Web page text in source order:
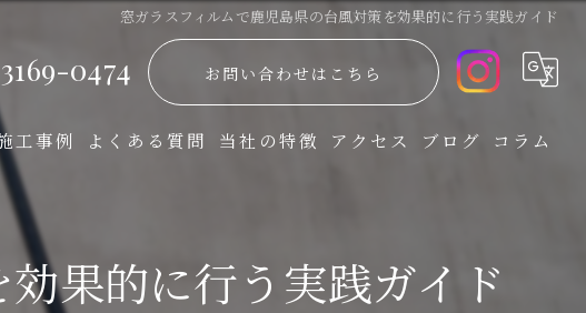
窓ガラスフィルムで鹿児島県の台風対策を効果的に行う実践ガイド
0474 お問い合わせはこちら
工事例 よくある質問 当社の特徴
飛散防止
アクセス ブログ コラム
果的に行う実践ガイド